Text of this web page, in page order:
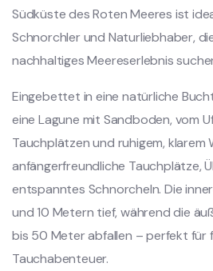
Südküste des Roten Meeres ist
Schnorchler und Naturliebhaber,
nachhaltiges Meereserlebnis
Eingebettet in eine natürliche
eine Lagune mit Sandboden, vom
Tauchplätzen und ruhigem, klarem
anfängerfreundliche Tauchplätze,
entspanntes Schnorcheln. Die
und 10 Metern tief, während die
bis 50 Meter abfallen – perfekt
Tauchabenteuer.